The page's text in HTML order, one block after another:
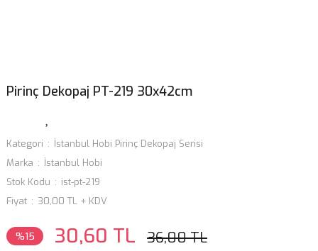
Pirinç Dekopaj PT-219 30x42cm
Kategori
İstanbul Hobi Pirinç Dekopaj Serisi
Marka
İstanbul Hobi
Stok Kodu
ist-pt-219
Fiyat
30,00 TL + KDV
%15 30,60 TL 36,00 TL